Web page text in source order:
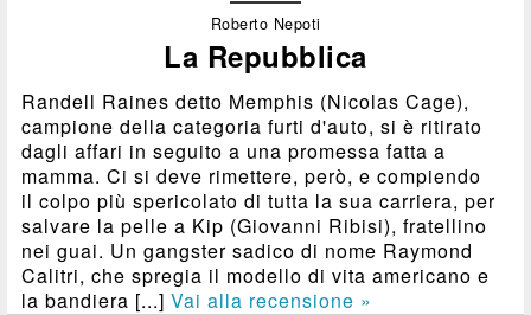
Roberto Nepoti
La Repubblica
Randell Raines detto Memphis (Nicolas Cage),
campione della categoria furti d'auto, si è ritirato
dagli affari in seguito a una promessa fatta a
mamma. Ci si deve rimettere, però, e compiendo
il colpo più spericolato di tutta la sua carriera, per
salvare la pelle a Kip (Giovanni Ribisi), fratellino
nei guai. Un gangster sadico di nome Raymond
Calitri, che spregia il modello di vita americano e
la bandiera [...]Vai alla recensione »